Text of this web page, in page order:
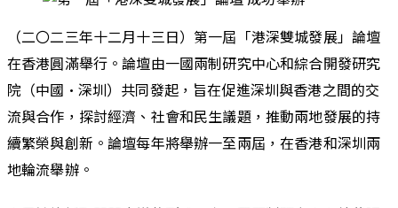
（二〇二三年十二月十三日）第一屆「港深雙城發展」論壇
在香港圓滿舉行。論壇由一國兩制研究中心和綜合開發研究
院（中國·深圳）共同發起，旨在促進深圳與香港之間的交
流與合作，探討經濟、社會和民生議題，推動兩地發展的持
續繁榮與創新。論壇每年將舉辦一至兩屆，在香港和深圳兩
地輪流舉辦。